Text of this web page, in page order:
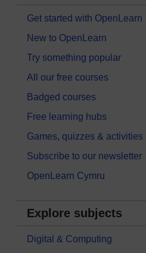
Get started with OpenLearn
New to OpenLearn
Try something popular
All our free courses
Badged courses
Free learning hubs
Games, quizzes & activities
Subscribe to our newsletter
OpenLearn Cymru
Explore subjects
Digital & Computing